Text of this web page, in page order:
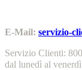
E-Mail: servizio-
Servizio Clienti:
dal lunedì al